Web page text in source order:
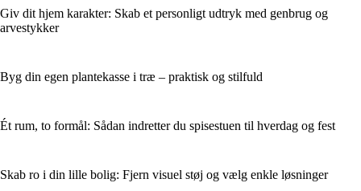
Giv dit hjem karakter: Skab et personligt udtryk med genbrug og
arvestykker
Byg din egen plantekasse i træ – praktisk og stilfuld
Ét rum, to formål: Sådan indretter du spisestuen til hverdag og fest
Skab ro i din lille bolig: Fjern visuel støj og vælg enkle løsninger